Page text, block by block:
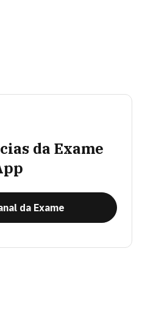
da Exame
da Exame